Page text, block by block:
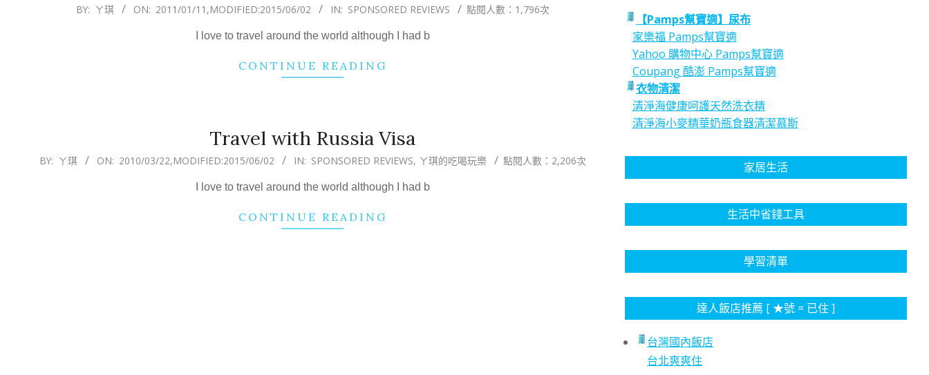
BY: ㄚ琪 ON: 2011/01/11 ,MODIFIED:2015/06/02 IN: SPONSORED REVIEWS 點閱人數：1,796次
I love to travel around the world although I had b
CONTINUE READING
Travel with Russia Visa
2010-
BY: ㄚ琪 ON: 2010/03/22,MODIFIED:2015/06/02 IN: SPONSORED REVIEWS, ㄚ琪的吃喝玩樂 點閱人數：2,206次
I love to travel around the world although I had b
CONTINUE READING
【Pamps幫寶適】尿布
家樂福 Pamps幫寶適
Yahoo 購物中心 Pamps幫寶適
Coupang 酷澎 Pamps幫寶適
衣物清潔
清淨海健康呵護天然洗衣精
清淨海小麥精華奶瓶食器清潔慕斯
家居生活
生活中省錢工具
學習清單
達人飯店推薦 [ ★號 = 已住 ]
台灣國內飯店
台北爽爽住